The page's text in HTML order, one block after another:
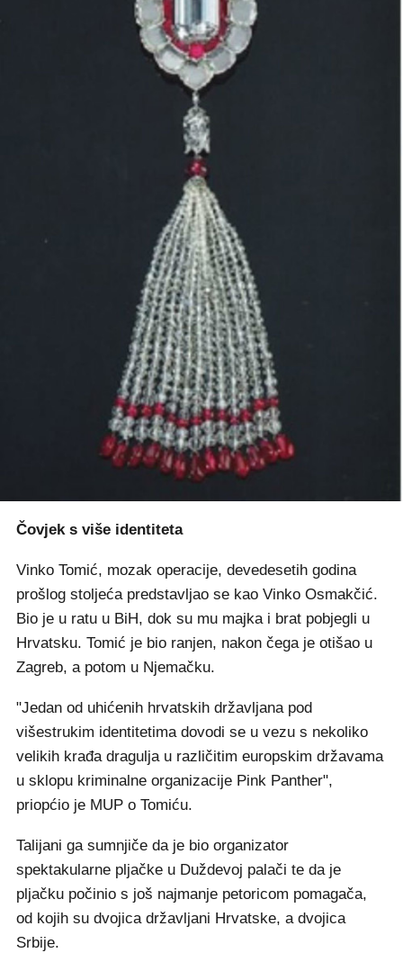
Čovjek s više identiteta
Vinko Tomić, mozak operacije, devedesetih godina
prošlog stoljeća predstavljao se kao Vinko Osmakčić.
Bio je u ratu u BiH, dok su mu majka i brat pobjegli u
Hrvatsku. Tomić je bio ranjen, nakon čega je otišao u
Zagreb, a potom u Njemačku.
"Jedan od uhićenih hrvatskih državljana pod
višestrukim identitetima dovodi se u vezu s nekoliko
velikih krađa dragulja u različitim europskim državama
u sklopu kriminalne organizacije Pink Panther",
priopćio je MUP o Tomiću.
Talijani ga sumnjiče da je bio organizator
spektakularne pljačke u Duždevoj palači te da je
pljačku počinio s još najmanje petoricom pomagača,
od kojih su dvojica državljani Hrvatske, a dvojica
Srbije.